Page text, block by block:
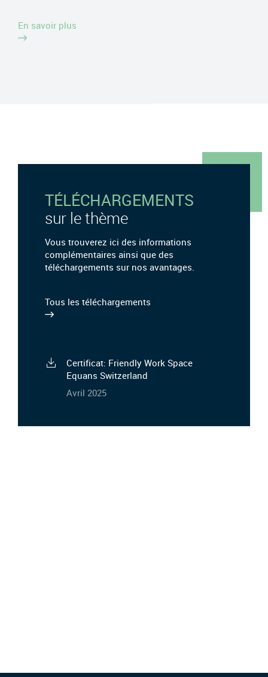
En savoir plus
TÉLÉCHARGEMENTS
sur le thème
Vous trouverez ici des informations
complémentaires ainsi que des
téléchargements sur nos avantages.
Tous les téléchargements
Certificat: Friendly Work Space
Equans Switzerland
Avril 2025